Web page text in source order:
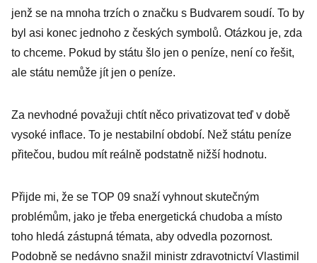
jenž se na mnoha trzích o značku s Budvarem soudí. To by
byl asi konec jednoho z českých symbolů. Otázkou je, zda
to chceme. Pokud by státu šlo jen o peníze, není co řešit,
ale státu nemůže jít jen o peníze.
Za nevhodné považuji chtít něco privatizovat teď v době
vysoké inflace. To je nestabilní období. Než státu peníze
přitečou, budou mít reálně podstatně nižší hodnotu.
Přijde mi, že se TOP 09 snaží vyhnout skutečným
problémům, jako je třeba energetická chudoba a místo
toho hledá zástupná témata, aby odvedla pozornost.
Podobně se nedávno snažil ministr zdravotnictví Vlastimil